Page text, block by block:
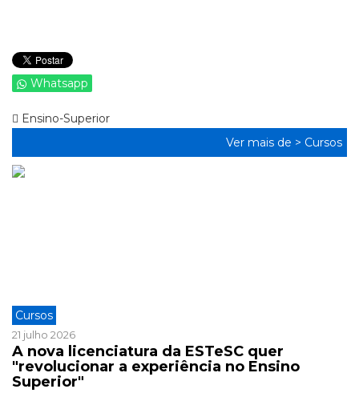
Whatsapp
Ensino-Superior
Ver mais de > Cursos
Cursos
21 julho 2026
A nova licenciatura da ESTeSC quer
"revolucionar a experiência no Ensino
Superior"